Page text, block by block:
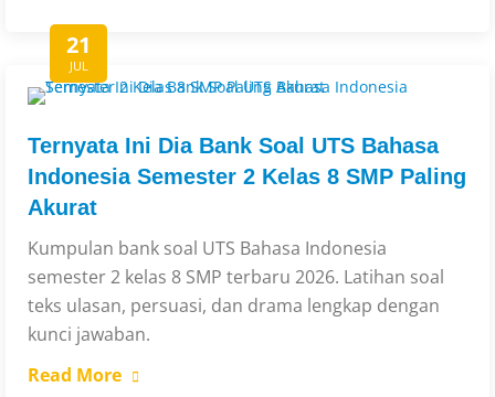
21
JUL
Ternyata Ini Dia Bank Soal UTS Bahasa
Indonesia Semester 2 Kelas 8 SMP Paling
Akurat
Kumpulan bank soal UTS Bahasa Indonesia
semester 2 kelas 8 SMP terbaru 2026. Latihan soal
teks ulasan, persuasi, dan drama lengkap dengan
kunci jawaban.
Read More